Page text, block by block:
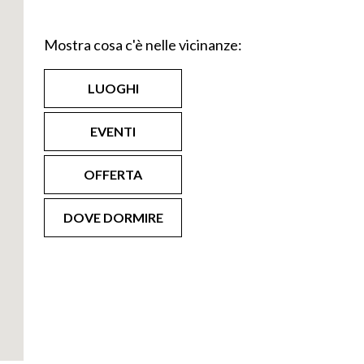
di
il
che
Gli spazi
e privati.
il basso
Mostra cosa c'è nelle vicinanze:
LUOGHI
EVENTI
OFFERTA
DOVE DORMIRE